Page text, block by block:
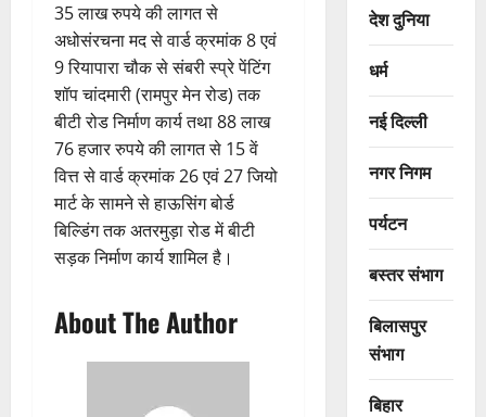
35 लाख रुपये की लागत से
अधोसंरचना मद से वार्ड क्रमांक 8 एवं
9 रियापारा चौक से संबरी स्प्रे पेंटिंग
शॉप चांदमारी (रामपुर मेन रोड) तक
बीटी रोड निर्माण कार्य तथा 88 लाख
76 हजार रुपये की लागत से 15 वें
वित्त से वार्ड क्रमांक 26 एवं 27 जियो
मार्ट के सामने से हाऊसिंग बोर्ड
बिल्डिंग तक अतरमुड़ा रोड में बीटी
सड़क निर्माण कार्य शामिल है।
About The Author
देश दुनिया
धर्म
नई दिल्ली
नगर निगम
पर्यटन
बस्तर संभाग
बिलासपुर
संभाग
बिहार